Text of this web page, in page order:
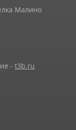
Малино
- t3b.ru